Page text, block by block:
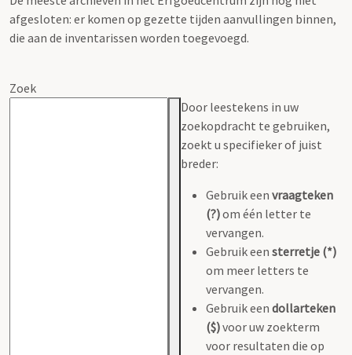
afgesloten: er komen op gezette tijden aanvullingen binnen,
die aan de inventarissen worden toegevoegd.
Zoek
Door leestekens in uw
zoekopdracht te gebruiken,
zoekt u specifieker of juist
breder:
Gebruik een vraagteken
(?)om één letter te
vervangen.
Gebruik een sterretje (*)
om meer letters te
vervangen.
Gebruik een dollarteken
($)voor uw zoekterm
voor resultaten die op